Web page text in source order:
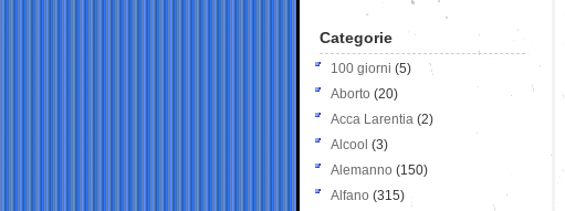
Categorie
100 giorni (5)
Aborto (20)
Acca Larentia (2)
Alcool (3)
Alemanno (150)
Alfano (315)